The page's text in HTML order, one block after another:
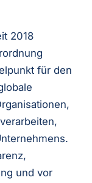
2018
für den
und vor